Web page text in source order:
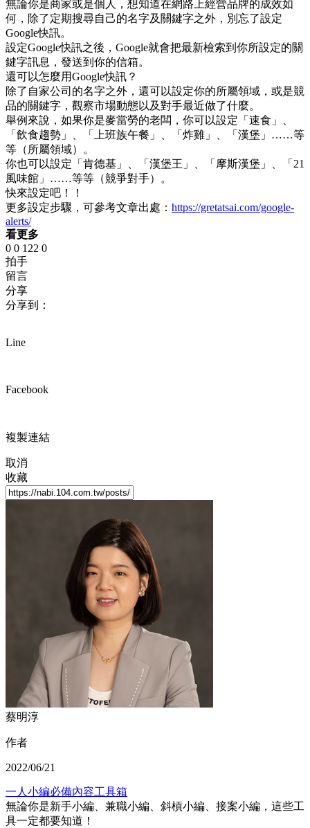
無論你是商家或是個人，想知道在網路上經營品牌的成效如
何，除了定期搜尋自己的名字及關鍵字之外，別忘了設定
Google快訊。
設定Google快訊之後，Google就會把最新檢索到你所設定的關
鍵字訊息，發送到你的信箱。
還可以怎麼用Google快訊？
除了自家公司的名字之外，還可以設定你的所屬領域，或是競
品的關鍵字，觀察市場動態以及對手最近做了什麼。
舉例來說，如果你是麥當勞的老闆，你可以設定「速食」、
「飲食趨勢」、「上班族午餐」、「炸雞」、「漢堡」……等
等（所屬領域）。
你也可以設定「肯德基」、「漢堡王」、「摩斯漢堡」、「21
風味館」……等等（競爭對手）。
快來設定吧！！
更多設定步驟，可參考文章出處： https://gretatsai.com/google-
alerts/
看更多
0 0 122 0
拍手
留言
分享
分享到：
Line
Facebook
複製連結
取消
收藏
蔡明淳
作者
2022/06/21
一人小編必備內容工具箱
無論你是新手小編、兼職小編、斜槓小編、接案小編，這些工
具一定都要知道！